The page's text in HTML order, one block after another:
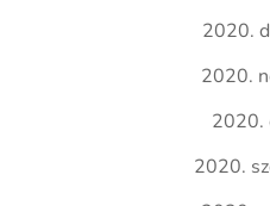
2020.
2020.
2020.
2020.